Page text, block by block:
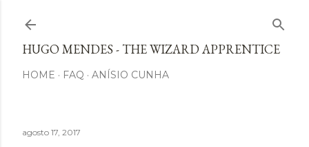
HUGO MENDES - THE WIZARD APPRENTICE
HOME FAQ ANÍSIO CUNHA
agosto 17, 2017